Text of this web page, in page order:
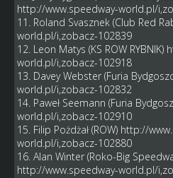
http://www.speedway-world.pl/
11. Roland Svasznek (Club Red
world.pl/i,zobacz-102839
12. Leon Matys (KS ROW RYBNIK)
world.pl/i,zobacz-102918
13. Davey Webster (Furia
world.pl/i,zobacz-102832
14. Paweł Seemann (Furia
world.pl/i,zobacz-102910
15. Filip Pożdżał (ROW) http://
world.pl/i,zobacz-102880
16. Alan Winter (Roko-Big
http://www.speedway-world.pl/